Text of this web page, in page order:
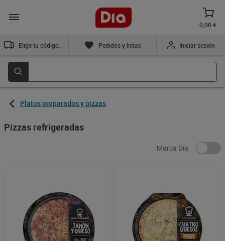
0,00 €
Pedidos y listas Iniciar sesión
Platos preparados y pizzas
Pizzas refrigeradas
Marca Dia